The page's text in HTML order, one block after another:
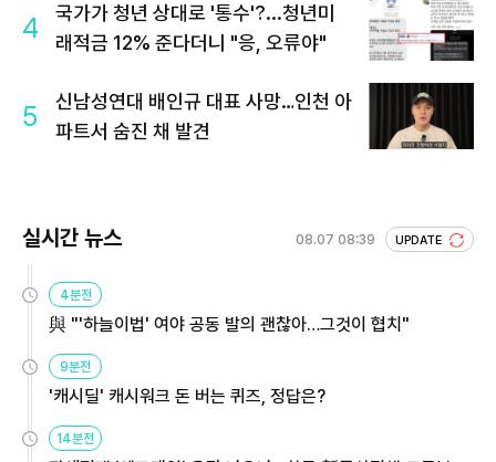
4
국가가 청년 상대로 '통수'?...청년미
래적금 12% 준다더니 "응, 오류야"
5
신남성연대 배인규 대표 사망…인천 아
파트서 숨진 채 발견
실시간 뉴스 08.07 08:39 UPDATE
4분전
與 "'하늘이법' 여야 공동 발의 괜찮아…그것이 협치"
9분전
'캐시딜' 캐시워크 돈 버는 퀴즈, 정답은?
14분전